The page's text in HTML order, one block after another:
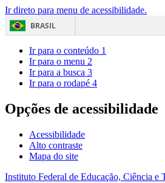
Ir direto para menu de acessibilidade.
BRASIL
Ir para o conteúdo 1
Ir para o menu 2
Ir para a busca 3
Ir para o rodapé 4
Opções de acessibilidade
Acessibilidade
Alto contraste
Mapa do site
Instituto Federal de Educação, Ciência e